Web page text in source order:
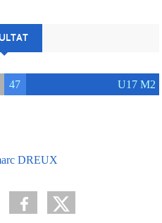
47 U17 M2
DREUX